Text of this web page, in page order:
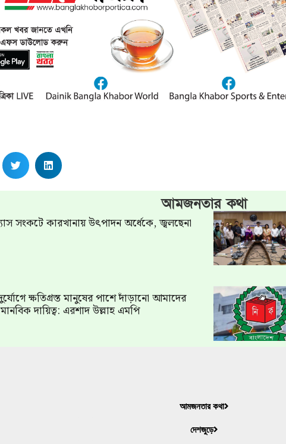
আমজনতার কথা
সংকটে কারখানায় উৎপাদন অর্ধেকে, জ্বলছেনা
ক্ষতিগ্রস্ত মানুষের পাশে দাঁড়ানো আমাদের
দায়িত্ব: এরশাদ উল্লাহ এমপি
আমজনতার কথা
দেশজুড়ে